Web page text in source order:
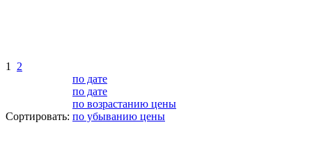
1 2
Сортировать:
по дате
по дате
по возрастанию цены
по убыванию цены